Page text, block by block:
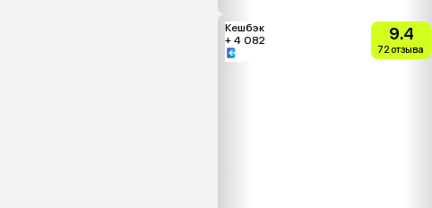
Кешбэк
+ 4 082
9.4
72 отзыва